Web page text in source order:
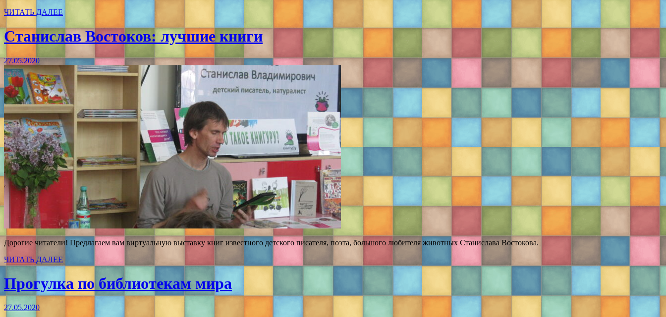
ЧИТАТЬ ДАЛЕЕ
Станислав Востоков: лучшие книги
27.05.2020
Дорогие читатели! Предлагаем вам виртуальную выставку книг известного детского писателя, поэта, большого любителя животных Станислава Востокова.
ЧИТАТЬ ДАЛЕЕ
Прогулка по библиотекам мира
27.05.2020